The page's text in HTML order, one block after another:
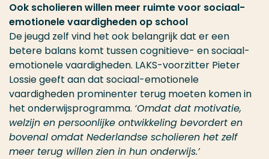
Ook scholieren willen meer ruimte voor sociaal-
emotionele vaardigheden op school
De jeugd zelf vind het ook belangrijk dat er een
betere balans komt tussen cognitieve- en sociaal-
emotionele vaardigheden. LAKS-voorzitter Pieter
Lossie geeft aan dat sociaal-emotionele
vaardigheden prominenter terug moeten komen in
het onderwijsprogramma. ‘Omdat dat motivatie,
welzijn en persoonlijke ontwikkeling bevordert en
bovenal omdat Nederlandse scholieren het zelf
meer terug willen zien in hun onderwijs.’